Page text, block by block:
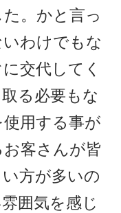
。かと言っ
わけでもな
交代してく
る必要もな
用する事が
客さんが皆
方が多いの
囲気を感じ